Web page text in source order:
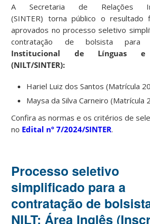
A Secretaria de Relações
(SINTER) torna público o resultado
aprovados no processo seletivo
contratação de bolsista
Institucional de Línguas e
(NILT/SINTER):
Hariel Luiz dos Santos (Matrícula
Maysa da Silva Carneiro (Matrícula
Confira as normas e os critérios de
no Edital nº 7/2024/SINTER.
Processo seletivo
simplificado para a
contratação de
NILT: Área Inglês